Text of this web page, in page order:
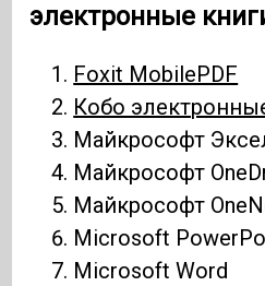
электронные
Foxit MobilePDF
Кобо
Майкрософт
Майкрософт
Майкрософт
Microsoft
Microsoft Word